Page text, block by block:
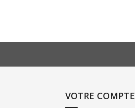
VOTRE COMPTE